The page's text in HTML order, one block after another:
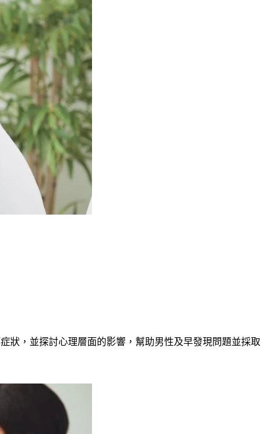
狀，並探討心理層面的影響，幫助男性及早發現問題並採取